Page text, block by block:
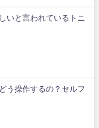
いと言われているトニ
う操作するの？セルフ